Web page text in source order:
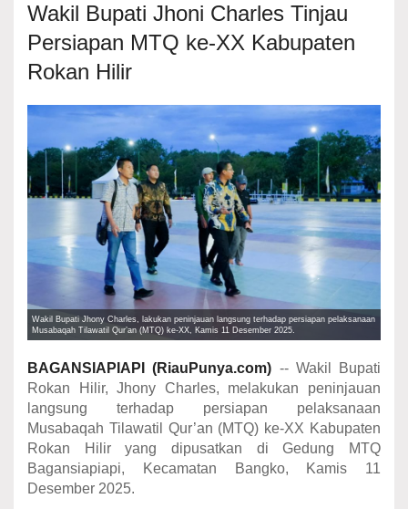
Wakil Bupati Jhoni Charles Tinjau
Persiapan MTQ ke-XX Kabupaten
Rokan Hilir
Wakil Bupati Jhony Charles, lakukan peninjauan langsung terhadap persiapan pelaksanaan
Musabaqah Tilawatil Qur’an (MTQ) ke-XX, Kamis 11 Desember 2025.
BAGANSIAPIAPI (RiauPunya.com) -- Wakil Bupati
Rokan Hilir, Jhony Charles, melakukan peninjauan
langsung terhadap persiapan pelaksanaan
Musabaqah Tilawatil Qur’an (MTQ) ke-XX Kabupaten
Rokan Hilir yang dipusatkan di Gedung MTQ
Bagansiapiapi, Kecamatan Bangko, Kamis 11
Desember 2025.